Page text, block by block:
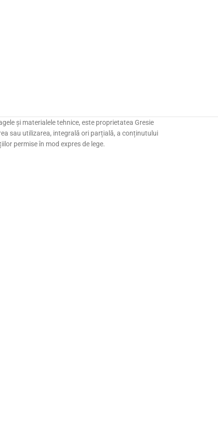
și materialele tehnice, este proprietatea Gresie
sau utilizarea, integrală ori parțială, a conținutului
permise în mod expres de lege.